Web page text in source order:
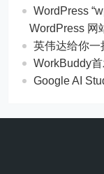
WordPress
WordPress 网
英伟达给你一
WorkBuddy
Google AI